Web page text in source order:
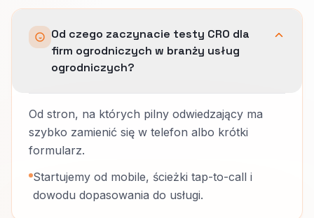
Od czego zaczynacie testy CRO dla
firm ogrodniczych w branży usług
ogrodniczych?
Od stron, na których pilny odwiedzający ma
szybko zamienić się w telefon albo krótki
formularz.
Startujemy od mobile, ścieżki tap-to-call i
dowodu dopasowania do usługi.